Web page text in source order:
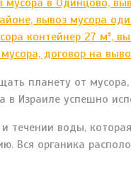
планету от
Израиле успешно
течении воды,
Вся органика